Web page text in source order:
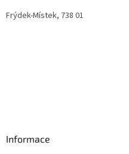
Frýdek-Místek, 738 01
Informace